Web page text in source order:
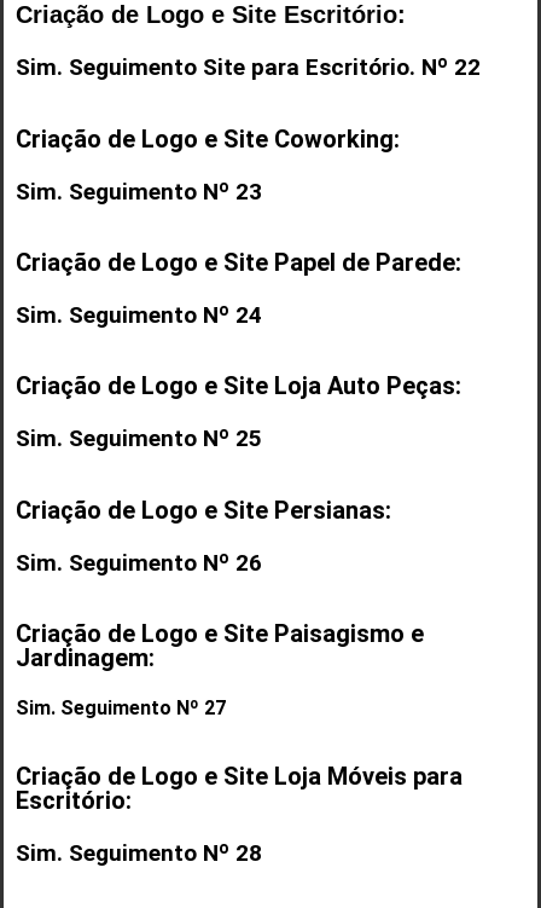
Criação de Logo e Site Escritório:
Sim. Seguimento Site para Escritório. Nº 22
Criação de Logo e Site Coworking:
Sim. Seguimento Nº 23
Criação de Logo e Site Papel de Parede:
Sim. Seguimento Nº 24
Criação de Logo e Site Loja Auto Peças:
Sim. Seguimento Nº 25
Criação de Logo e Site Persianas:
Sim. Seguimento Nº 26
Criação de Logo e Site Paisagismo e
Jardinagem:
Sim. Seguimento Nº 27
Criação de Logo e Site Loja Móveis para
Escritório:
Sim. Seguimento Nº 28